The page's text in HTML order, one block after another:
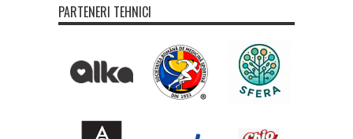
PARTENERI TEHNICI